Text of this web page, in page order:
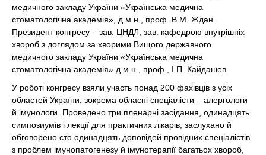
медичного закладу України «Українська медична
стоматологічна академія», д.м.н., проф. В.М. Ждан.
Президент конгресу – зав. ЦНДЛ, зав. кафедрою внутрішніх
хвороб з доглядом за хворими Вищого державного
медичного закладу України «Українська медична
стоматологічна академія» д.м.н., проф., І.П. Кайдашев.
У роботі конгресу взяли участь понад 200 фахівців з усіх
областей України, зокрема обласні спеціалісти – алергологи
й імунологи. Проведено три пленарні засідання, одинадцять
симпозиумів і лекції для практичних лікарів; заслухано й
обговорено сто одинадцять доповідей провідних спеціалістів
з проблем імунопатогенезу й імунотерапії багатьох хвороб,